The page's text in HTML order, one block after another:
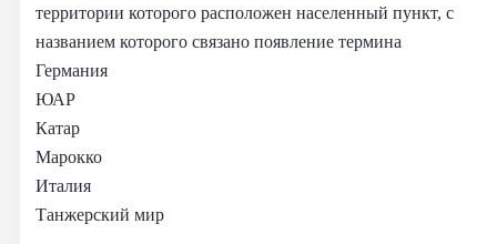
территории которого расположен населенный пункт, с
названием которого связано появление термина
Германия
ЮАР
Катар
Марокко
Италия
Танжерский мир